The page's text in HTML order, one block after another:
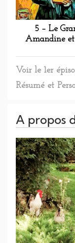
5 – Le
Amandine
Voir le 1er
Résumé et
A propos